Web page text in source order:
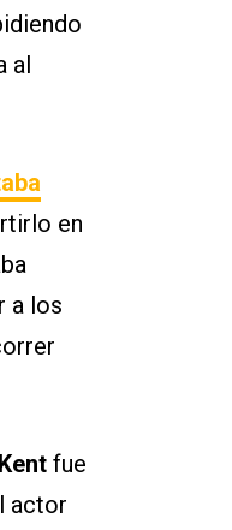
al
en
a los
fue
actor